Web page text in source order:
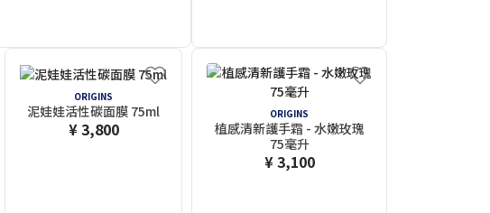
ORIGINS
泥娃娃活性碳面膜 75ml
¥ 3,800
ORIGINS
植感清新護手霜 - 水嫩玫瑰
75毫升
¥ 3,100